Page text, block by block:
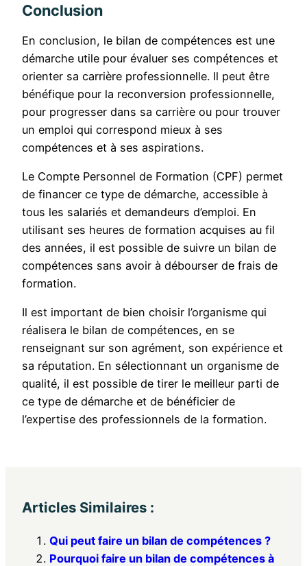
Conclusion
En conclusion, le bilan de compétences est une
démarche utile pour évaluer ses compétences et
orienter sa carrière professionnelle. Il peut être
bénéfique pour la reconversion professionnelle,
pour progresser dans sa carrière ou pour trouver
un emploi qui correspond mieux à ses
compétences et à ses aspirations.
Le Compte Personnel de Formation (CPF) permet
de financer ce type de démarche, accessible à
tous les salariés et demandeurs d’emploi. En
utilisant ses heures de formation acquises au fil
des années, il est possible de suivre un bilan de
compétences sans avoir à débourser de frais de
formation.
Il est important de bien choisir l’organisme qui
réalisera le bilan de compétences, en se
renseignant sur son agrément, son expérience et
sa réputation. En sélectionnant un organisme de
qualité, il est possible de tirer le meilleur parti de
ce type de démarche et de bénéficier de
l’expertise des professionnels de la formation.
Articles Similaires :
Qui peut faire un bilan de compétences ?
Pourquoi faire un bilan de compétences à